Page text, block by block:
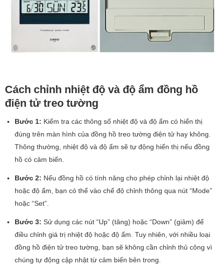
Cách chỉnh nhiệt độ và độ ẩm đồng hồ
điện tử treo tường
Bước 1: Kiểm tra các thông số nhiệt độ và độ ẩm có hiển thị
đúng trên màn hình của đồng hồ treo tường điện tử hay không.
Thông thường, nhiệt độ và độ ẩm sẽ tự động hiển thị nếu đồng
hồ có cảm biến.
Bước 2: Nếu đồng hồ có tính năng cho phép chỉnh lại nhiệt độ
hoặc độ ẩm, bạn có thể vào chế độ chỉnh thông qua nút “Mode”
hoặc “Set”.
Bước 3: Sử dụng các nút “Up” (tăng) hoặc “Down” (giảm) để
điều chỉnh giá trị nhiệt độ hoặc độ ẩm. Tuy nhiên, với nhiều loại
đồng hồ điện tử treo tường, bạn sẽ không cần chỉnh thủ công vì
chúng tự động cập nhật từ cảm biến bên trong.